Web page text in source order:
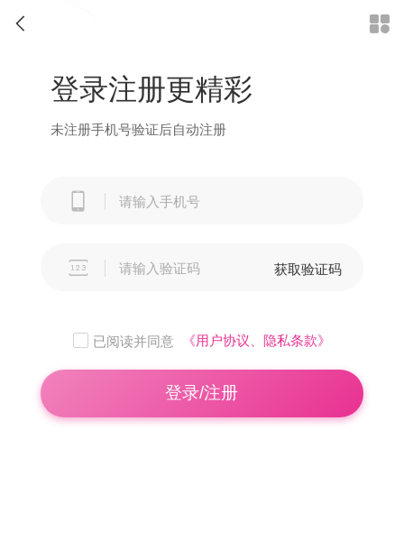

登录注册更精彩
未注册手机号验证后自动注册
 获取验证码
已阅读并同意 《用户协议、隐私条款》
登录/注册
